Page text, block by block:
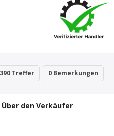
390 Treffer 0 Bemerkungen
Über den Verkäufer